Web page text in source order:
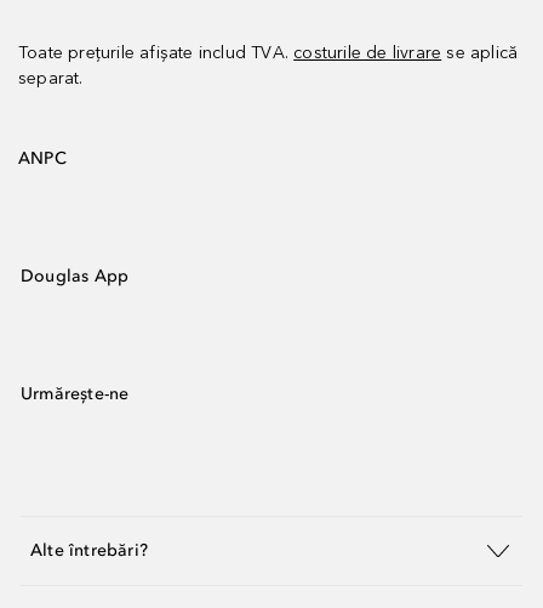
Toate prețurile afișate includ TVA. costurile de livrare se aplică
separat.
ANPC
Douglas App
Urmărește-ne
Alte întrebări?